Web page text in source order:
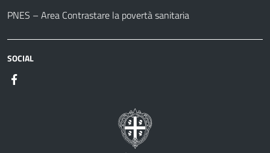
PNES – Area Contrastare la povertà sanitaria
SOCIAL